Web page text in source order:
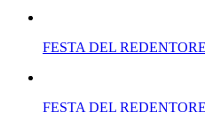
FESTA DEL
FESTA DEL